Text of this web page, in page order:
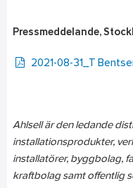
Pressmeddelande,
2021-08-31_T
Ahlsell är den ledande
installationsprodukter,
installatörer, byggbolag,
kraftbolag samt offentlig